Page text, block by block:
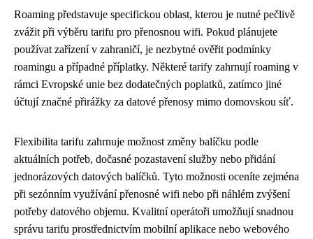
Roaming představuje specifickou oblast, kterou je nutné pečlivě
zvážit při výběru tarifu pro přenosnou wifi. Pokud plánujete
používat zařízení v zahraničí, je nezbytné ověřit podmínky
roamingu a případné příplatky. Některé tarify zahrnují roaming v
rámci Evropské unie bez dodatečných poplatků, zatímco jiné
účtují značné přirážky za datové přenosy mimo domovskou síť.
Flexibilita tarifu zahrnuje možnost změny balíčku podle
aktuálních potřeb, dočasné pozastavení služby nebo přidání
jednorázových datových balíčků. Tyto možnosti oceníte zejména
při sezónním využívání přenosné wifi nebo při náhlém zvýšení
potřeby datového objemu. Kvalitní operátoři umožňují snadnou
správu tarifu prostřednictvím mobilní aplikace nebo webového